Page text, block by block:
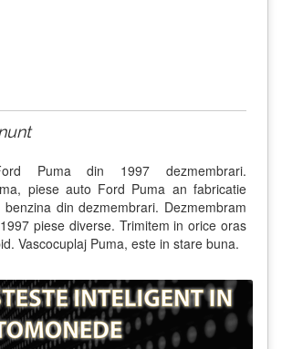
Puma din 1997 dezmembrari.
piese auto Ford Puma an fabricatie
din dezmembrari. Dezmembram
piese diverse. Trimitem in orice oras
Vascocuplaj Puma, este in stare buna.